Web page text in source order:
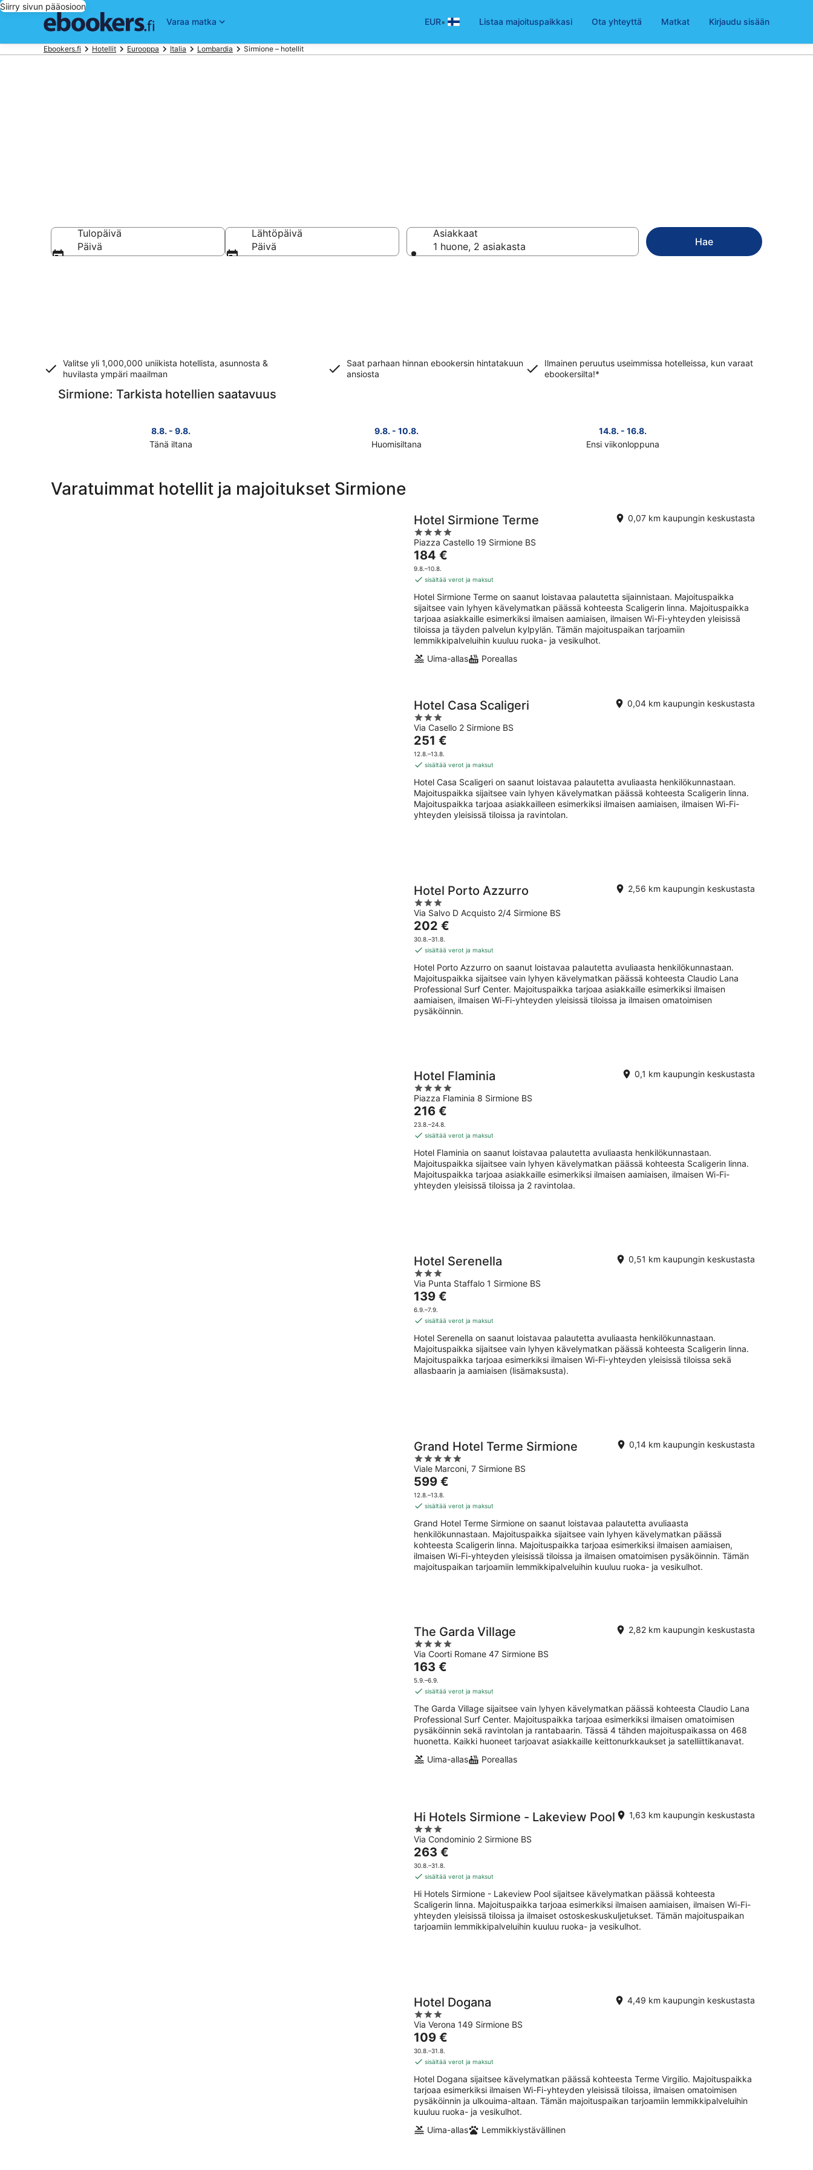
Siirry sivun pääosioon
Varaa matka
EUR• Listaa majoituspaikkasi Ota yhteyttä Matkat Kirjaudu sisään
Ebookers.fi Hotellit Eurooppa Italia Lombardia Sirmione – hotellit
Tulopäivä
Päivä
Lähtöpäivä
Päivä
Asiakkaat
1 huone, 2 asiakasta
Hae
Valitse yli 1,000,000 uniikista hotellista, asunnosta &
huvilasta ympäri maailman
Saat parhaan hinnan ebookersin hintatakuun
ansiosta
Ilmainen peruutus useimmissa hotelleissa, kun varaat
ebookersilta!*
Sirmione: Tarkista hotellien saatavuus
8.8. - 9.8.
Tänä iltana
Sirmione
hinnat
9.8. - 10.8.
Huomisiltana
Sirmione
hinnat
14.8. - 16.8.
Ensi viikonloppuna
viikonlopuksi
eli
14.8.
Varatuimmat hotellit ja majoitukset Sirmione
Hotel Sirmione Terme
4
out
of
5
Piazza Castello 19 Sirmione BS
0,07 km kaupungin keskustasta
Hinta
on
184 €
yö
184 €
9.8.–10.8.
sisältää verot ja maksut
Hotel Sirmione Terme on saanut loistavaa palautetta sijainnistaan. Majoituspaikka
sijaitsee vain lyhyen kävelymatkan päässä kohteesta Scaligerin linna. Majoituspaikka
tarjoaa asiakkaille esimerkiksi ilmaisen aamiaisen, ilmaisen Wi-Fi-yhteyden yleisissä
tiloissa ja täyden palvelun kylpylän. Tämän majoituspaikan tarjoamiin
lemmikkipalveluihin kuuluu ruoka- ja vesikulhot.
Uima-allas
Poreallas
Hotel Casa Scaligeri
3
out
of
5
Via Casello 2 Sirmione BS
0,04 km kaupungin keskustasta
Hinta
on
251 €
yö
251 €
12.8.–13.8.
sisältää verot ja maksut
Hotel Casa Scaligeri on saanut loistavaa palautetta avuliaasta henkilökunnastaan.
Majoituspaikka sijaitsee vain lyhyen kävelymatkan päässä kohteesta Scaligerin linna.
Majoituspaikka tarjoaa asiakkailleen esimerkiksi ilmaisen aamiaisen, ilmaisen Wi-Fi-
yhteyden yleisissä tiloissa ja ravintolan.
Hotel Porto Azzurro
3
out
of
5
Via Salvo D Acquisto 2/4 Sirmione BS
2,56 km kaupungin keskustasta
Hinta
on
202 €
yö
202 €
30.8.–31.8.
sisältää verot ja maksut
Hotel Porto Azzurro on saanut loistavaa palautetta avuliaasta henkilökunnastaan.
Majoituspaikka sijaitsee vain lyhyen kävelymatkan päässä kohteesta Claudio Lana
Professional Surf Center. Majoituspaikka tarjoaa asiakkaille esimerkiksi ilmaisen
aamiaisen, ilmaisen Wi-Fi-yhteyden yleisissä tiloissa ja ilmaisen omatoimisen
pysäköinnin.
Hotel Flaminia
4
out
of
5
Piazza Flaminia 8 Sirmione BS
0,1 km kaupungin keskustasta
Hinta
on
216 €
yö
216 €
23.8.–24.8.
sisältää verot ja maksut
Hotel Flaminia on saanut loistavaa palautetta avuliaasta henkilökunnastaan.
Majoituspaikka sijaitsee vain lyhyen kävelymatkan päässä kohteesta Scaligerin linna.
Majoituspaikka tarjoaa asiakkaille esimerkiksi ilmaisen aamiaisen, ilmaisen Wi-Fi-
yhteyden yleisissä tiloissa ja 2 ravintolaa.
Hotel Serenella
3
out
of
5
Via Punta Staffalo 1 Sirmione BS
0,51 km kaupungin keskustasta
Hinta
on
139 €
yö
139 €
6.9.–7.9.
sisältää verot ja maksut
Hotel Serenella on saanut loistavaa palautetta avuliaasta henkilökunnastaan.
Majoituspaikka sijaitsee vain lyhyen kävelymatkan päässä kohteesta Scaligerin linna.
Majoituspaikka tarjoaa esimerkiksi ilmaisen Wi-Fi-yhteyden yleisissä tiloissa sekä
allasbaarin ja aamiaisen (lisämaksusta).
Grand Hotel Terme Sirmione
5
out
of
5
Viale Marconi, 7 Sirmione BS
0,14 km kaupungin keskustasta
Hinta
on
599 €
yö
599 €
12.8.–13.8.
sisältää verot ja maksut
Grand Hotel Terme Sirmione on saanut loistavaa palautetta avuliaasta
henkilökunnastaan. Majoituspaikka sijaitsee vain lyhyen kävelymatkan päässä
kohteesta Scaligerin linna. Majoituspaikka tarjoaa esimerkiksi ilmaisen aamiaisen,
ilmaisen Wi-Fi-yhteyden yleisissä tiloissa ja ilmaisen omatoimisen pysäköinnin. Tämän
majoituspaikan tarjoamiin lemmikkipalveluihin kuuluu ruoka- ja vesikulhot.
The Garda Village
4
out
of
5
Via Coorti Romane 47 Sirmione BS
2,82 km kaupungin keskustasta
Hinta
on
163 €
yö
163 €
5.9.–6.9.
sisältää verot ja maksut
The Garda Village sijaitsee vain lyhyen kävelymatkan päässä kohteesta Claudio Lana
Professional Surf Center. Majoituspaikka tarjoaa esimerkiksi ilmaisen omatoimisen
pysäköinnin sekä ravintolan ja rantabaarin. Tässä 4 tähden majoituspaikassa on 468
huonetta. Kaikki huoneet tarjoavat asiakkaille keittonurkkaukset ja satelliittikanavat.
Uima-allas
Poreallas
Hi Hotels Sirmione - Lakeview Pool
3
out
of
5
Via Condominio 2 Sirmione BS
1,63 km kaupungin keskustasta
Hinta
on
263 €
yö
263 €
30.8.–31.8.
sisältää verot ja maksut
Hi Hotels Sirmione - Lakeview Pool sijaitsee kävelymatkan päässä kohteesta
Scaligerin linna. Majoituspaikka tarjoaa esimerkiksi ilmaisen aamiaisen, ilmaisen Wi-Fi-
yhteyden yleisissä tiloissa ja ilmaiset ostoskeskuskuljetukset. Tämän majoituspaikan
tarjoamiin lemmikkipalveluihin kuuluu ruoka- ja vesikulhot.
Hotel Dogana
3
out
of
5
Via Verona 149 Sirmione BS
4,49 km kaupungin keskustasta
Hinta
on
109 €
yö
109 €
30.8.–31.8.
sisältää verot ja maksut
Hotel Dogana sijaitsee kävelymatkan päässä kohteesta Terme Virgilio. Majoituspaikka
tarjoaa esimerkiksi ilmaisen Wi-Fi-yhteyden yleisissä tiloissa, ilmaisen omatoimisen
pysäköinnin ja ulkouima-altaan. Tämän majoituspaikan tarjoamiin lemmikkipalveluihin
kuuluu ruoka- ja vesikulhot.
Uima-allas
Lemmikkiystävällinen